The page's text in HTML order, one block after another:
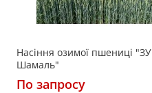
Насіння озимої пшениці "ЗУ
Шамаль"
По запросу